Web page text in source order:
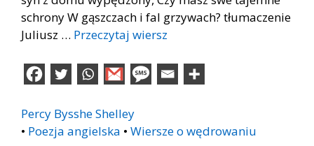
schrony W gąszczach i fal grzywach? tłumaczenie
Juliusz … Przeczytaj wiersz
Percy Bysshe Shelley
• Poezja angielska • Wiersze o wędrowaniu